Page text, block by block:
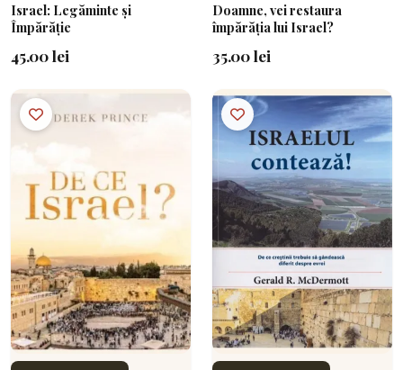
Israel: Legăminte și
Împărăție
45.00 lei
Doamne, vei restaura
împărăția lui Israel?
35.00 lei